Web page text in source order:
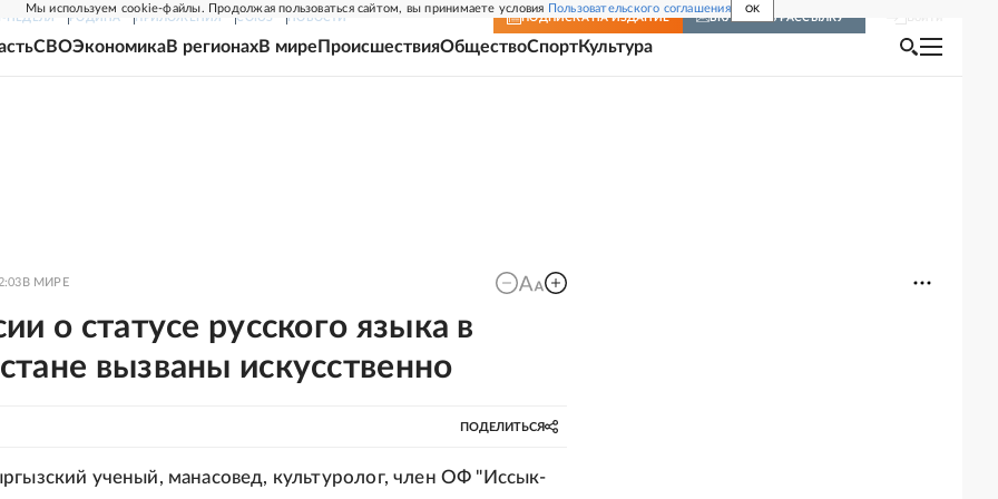
Мы используем cookie-файлы. Продолжая пользоваться сайтом, вы принимаете условия Пользовательского соглашения OK
НЕДЕЛЯ РОДИНА ПРИЛОЖЕНИЯ СОЮЗ НОВОСТИ ПОДПИСКА НА ИЗДАНИЕ ВКЛЮЧИТЬ РАССЫЛКУ
СВОЭкономикаВ регионахВ мире ПроисшествияОбществоСпортКультура
В МИРЕ
о статусе русского языка в
вызваны искусственно
ПОДЕЛИТЬСЯ
ученый, манасовед, культуролог, член ОФ "Иссык-